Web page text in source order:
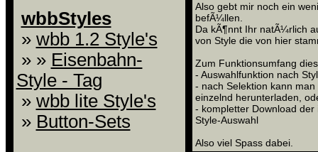
wbbStyles
» wbb 1.2 Style's
» » Eisenbahn-
Style - Tag
» wbb lite Style's
» Button-Sets
Also gebt mir noch ein
befÃ¼llen.
Da kÃ¶nnt Ihr natÃ¼rlich
von Style die von hier
Zum Funktionsumfang
- Auswahlfunktion nach
- nach Selektion kann
einzelnd herunterladen,
- kompletter Download
Style-Auswahl
Also viel Spass dabei.